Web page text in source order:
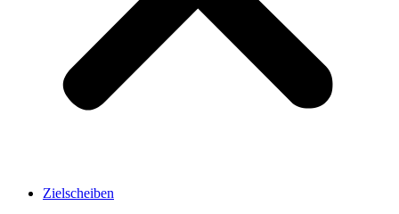
Zielscheiben